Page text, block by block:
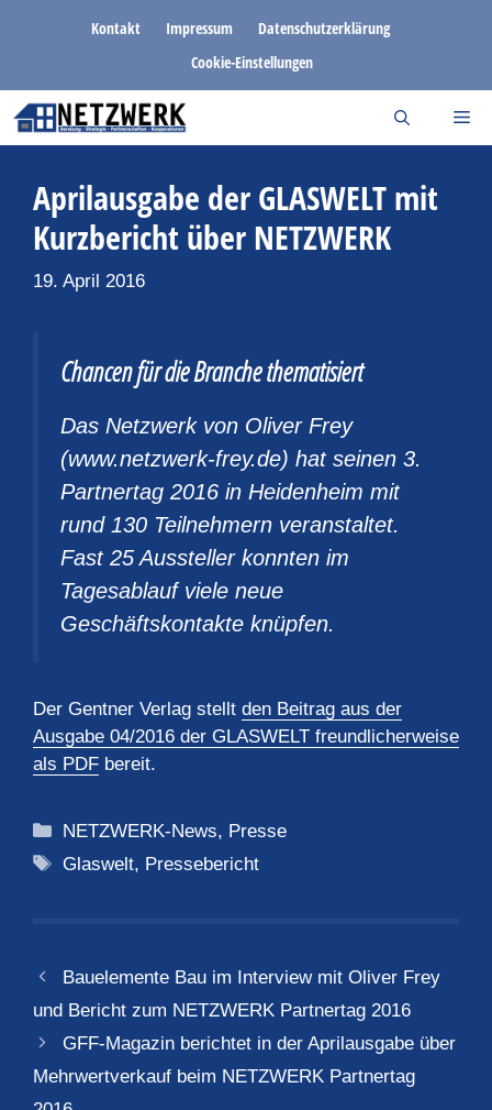
Kontakt Impressum
Datenschutzerklärung
Cookie-Einstellungen
Aprilausgabe der GLASWELT mit
Kurzbericht über NETZWERK
19. April 2016
Chancen für die Branche thematisiert
Das Netzwerk von Oliver Frey
(www.netzwerk-frey.de) hat seinen 3.
Partnertag 2016 in Heidenheim mit
rund 130 Teilnehmern veranstaltet.
Fast 25 Aussteller konnten im
Tagesablauf viele neue
Geschäftskontakte knüpfen.
Der Gentner Verlag stellt den Beitrag aus der
Ausgabe 04/2016 der GLASWELT freundlicherweise
als PDF bereit.
Kategorien
NETZWERK-News, Presse
Schlagwörter
Glaswelt, Pressebericht
Bauelemente Bau im Interview mit Oliver Frey
und Bericht zum NETZWERK Partnertag 2016
GFF-Magazin berichtet in der Aprilausgabe über
Mehrwertverkauf beim NETZWERK Partnertag